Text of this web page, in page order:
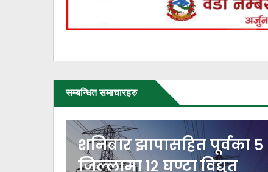
सम्बन्धित समाचारहरु
भारतबाट चार नेपाली
बालबालिकाको उद्धार,